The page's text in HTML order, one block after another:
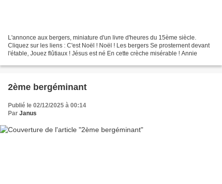
L'annonce aux bergers, miniature d'un livre d'heures du 15ème siècle.
Cliquez sur les liens : C'est Noël ! Noël ! Les bergers Se prosternent devant
l'étable, Jouez flûtiaux ! Jésus est né En cette crèche misérable ! Annie
2ème bergéminant
Publié le 02/12/2025 à 00:14
Par Janus